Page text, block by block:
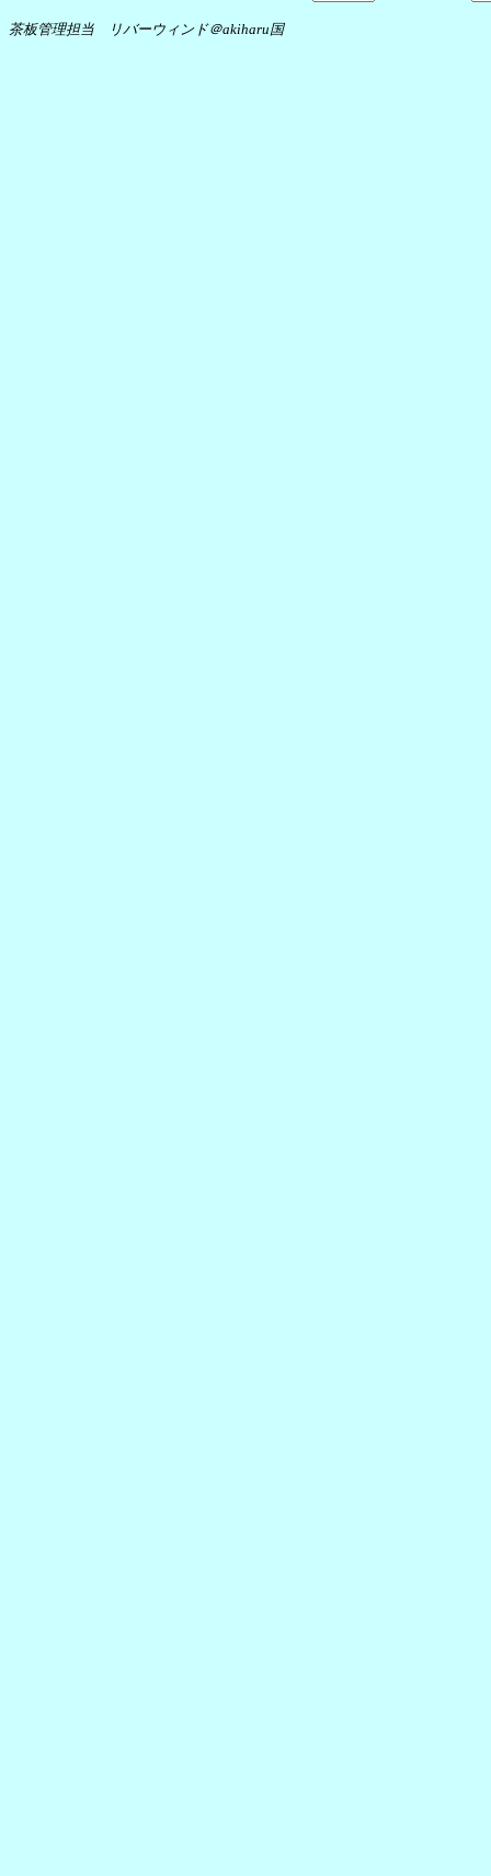
茶板管理担当 リバーウィンド＠akiharu国